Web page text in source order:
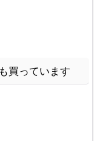
買っています